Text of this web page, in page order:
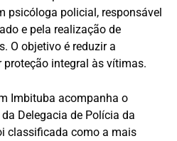
psicóloga policial, responsável
e pela realização de
O objetivo é reduzir a
integral às vítimas.
Imbituba acompanha o
Delegacia de Polícia da
classificada como a mais